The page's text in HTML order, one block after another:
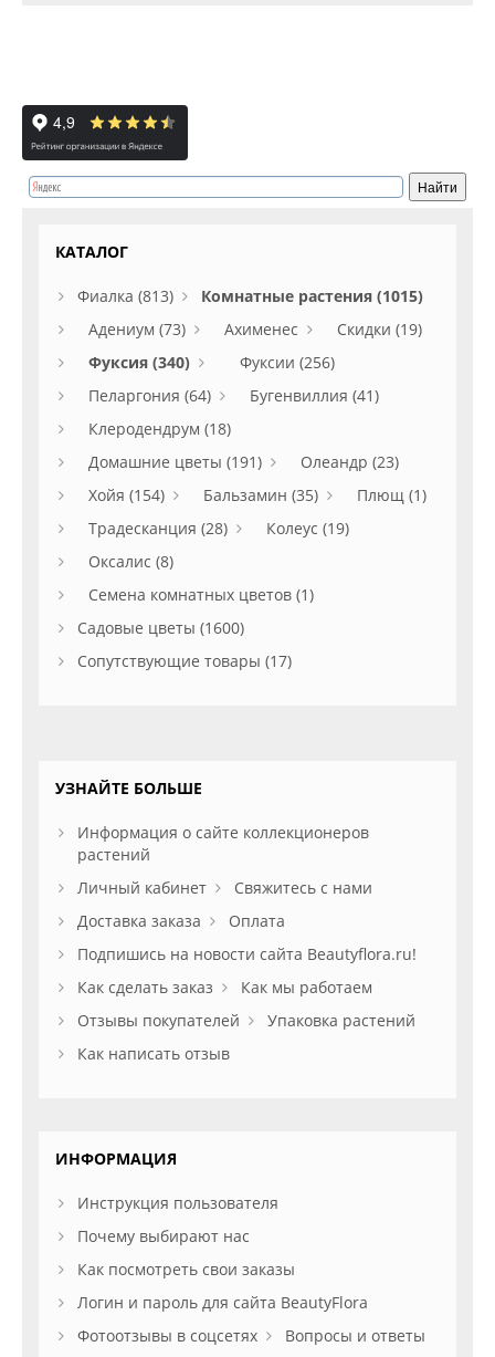
КАТАЛОГ
Фиалка (813)
Комнатные растения (1015)
Адениум (73)
Ахименес
Скидки (19)
Фуксия (340)
Фуксии (256)
Пеларгония (64)
Бугенвиллия (41)
Клеродендрум (18)
Домашние цветы (191)
Олеандр (23)
Хойя (154)
Бальзамин (35)
Плющ (1)
Традесканция (28)
Колеус (19)
Оксалис (8)
Семена комнатных цветов (1)
Садовые цветы (1600)
Сопутствующие товары (17)
УЗНАЙТЕ БОЛЬШЕ
Информация о сайте коллекционеров
растений
Личный кабинет
Свяжитесь с нами
Доставка заказа
Оплата
Подпишись на новости сайта Beautyflora.ru!
Как сделать заказ
Как мы работаем
Отзывы покупателей
Упаковка растений
Как написать отзыв
ИНФОРМАЦИЯ
Инструкция пользователя
Почему выбирают нас
Как посмотреть свои заказы
Логин и пароль для сайта BeautyFlora
Фотоотзывы в соцсетях
Вопросы и ответы